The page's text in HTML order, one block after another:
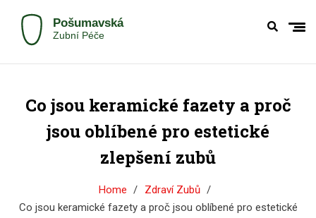
Co jsou keramické fazety a proč
jsou oblíbené pro estetické
zlepšení zubů
Home
Zdraví Zubů
Co jsou keramické fazety a proč jsou oblíbené pro estetické